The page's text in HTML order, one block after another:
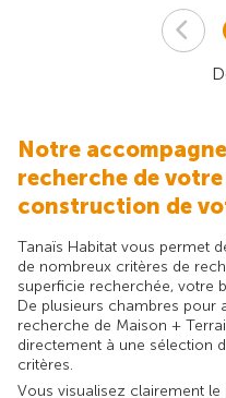
Notre
recherche de
construction de
Tanaïs Habitat vous permet
de nombreux critères de
superficie recherchée, votre
De plusieurs chambres pour
recherche de Maison +
directement à une sélection
critères.
Vous visualisez clairement